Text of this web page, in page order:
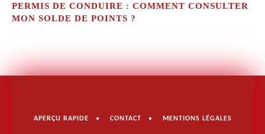
PERMIS DE CONDUIRE : COMMENT CONSULTER
MON SOLDE DE POINTS ?
APERÇU RAPIDE CONTACT MENTIONS LÉGALES